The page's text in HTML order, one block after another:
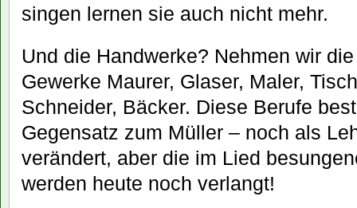
singen lernen sie auch nicht mehr.
Und die Handwerke? Nehmen wir
Gewerke Maurer, Glaser, Maler,
Schneider, Bäcker. Diese Berufe
Gegensatz zum Müller – noch als
verändert, aber die im Lied
werden heute noch verlangt!